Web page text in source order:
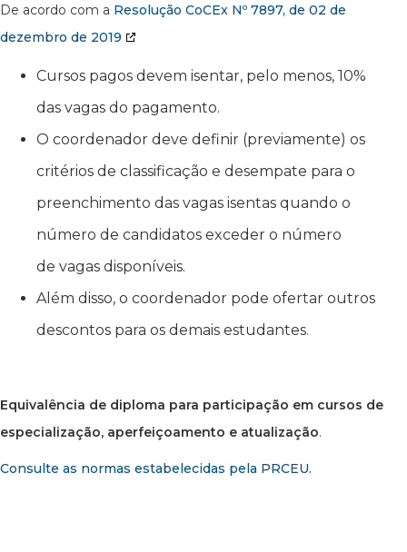
De acordo com a Resolução CoCEx Nº 7897, de 02 de
dezembro de 2019
Cursos pagos devem isentar, pelo menos, 10%
das vagas do pagamento.
O coordenador deve definir (previamente) os
critérios de classificação e desempate para o
preenchimento das vagas isentas quando o
número de candidatos exceder o número
de vagas disponíveis.
Além disso, o coordenador pode ofertar outros
descontos para os demais estudantes.
Equivalência de diploma para participação em cursos de
especialização, aperfeiçoamento e atualização.
Consulte as normas estabelecidas pela PRCEU.